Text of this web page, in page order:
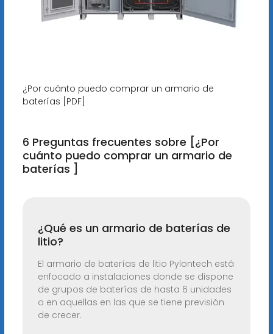
¿Por cuánto puedo comprar un armario de
baterías [PDF]
6 Preguntas frecuentes sobre [¿Por
cuánto puedo comprar un armario de
baterías ]
¿Qué es un armario de baterías de
litio?
El armario de baterías de litio Pylontech está
enfocado a instalaciones donde se dispone
de grupos de baterías de hasta 6 unidades
o en aquellas en las que se tiene previsión
de crecer.